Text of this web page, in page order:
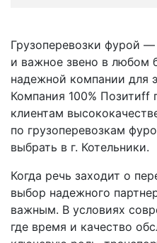
Грузоперевозки фурой —
и важное звено в любом
надежной компании для
Компания 100% Позитиff
клиентам
по грузоперевозкам
выбрать в г. Котельники.
Когда речь заходит о
выбор надежного
важным. В условиях
где время и качество